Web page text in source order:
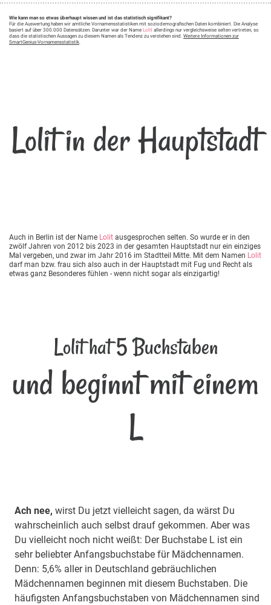
Wie kann man so etwas überhaupt wissen und ist das statistisch signifikant?
Für die Auswertung haben wir amtliche Vornamensstatistiken mit soziodemografischen Daten kombiniert. Die Analyse
basiert auf über 300.000 Datensätzen. Darunter war der Name Lolit allerdings nur vergleichsweise selten vertreten, so
dass die statistischen Aussagen zu diesem Namen als Tendenz zu verstehen sind. Weitere Informationen zur
SmartGenius-Vornamensstatistik.
Lolit in der Hauptstadt
Auch in Berlin ist der Name Lolit ausgesprochen selten. So wurde er in den
zwölf Jahren von 2012 bis 2023 in der gesamten Hauptstadt nur ein einziges
Mal vergeben, und zwar im Jahr 2016 im Stadtteil Mitte. Mit dem Namen Lolit
darf man bzw. frau sich also auch in der Hauptstadt mit Fug und Recht als
etwas ganz Besonderes fühlen - wenn nicht sogar als einzigartig!
Lolit hat 5 Buchstaben
und beginnt mit einem
L
Ach nee, wirst Du jetzt vielleicht sagen, da wärst Du
wahrscheinlich auch selbst drauf gekommen. Aber was
Du vielleicht noch nicht weißt: Der Buchstabe L ist ein
sehr beliebter Anfangsbuchstabe für Mädchennamen.
Denn: 5,6% aller in Deutschland gebräuchlichen
Mädchennamen beginnen mit diesem Buchstaben. Die
häufigsten Anfangsbuchstaben von Mädchennamen sind